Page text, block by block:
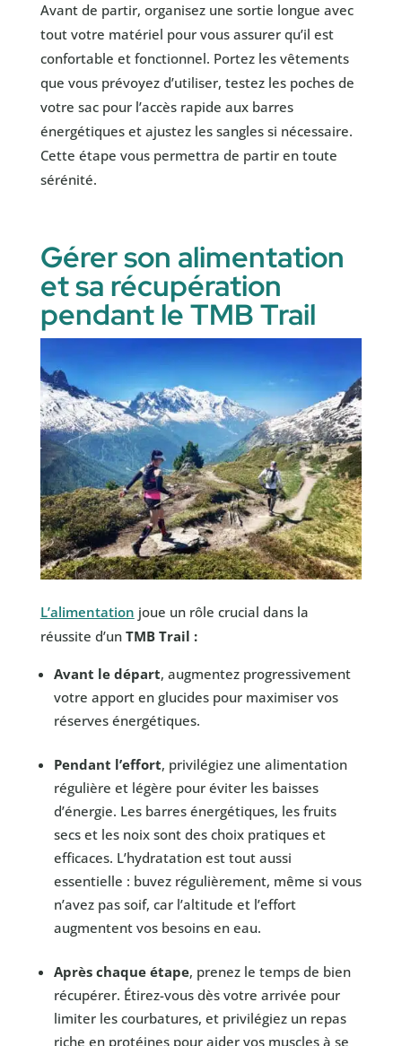
Avant de partir, organisez une sortie longue avec
tout votre matériel pour vous assurer qu’il est
confortable et fonctionnel. Portez les vêtements
que vous prévoyez d’utiliser, testez les poches de
votre sac pour l’accès rapide aux barres
énergétiques et ajustez les sangles si nécessaire.
Cette étape vous permettra de partir en toute
sérénité.
Gérer son alimentation
et sa récupération
pendant le TMB Trail
L’alimentation joue un rôle crucial dans la
réussite d’un TMB Trail :
Avant le départ, augmentez progressivement
votre apport en glucides pour maximiser vos
réserves énergétiques.
Pendant l’effort, privilégiez une alimentation
régulière et légère pour éviter les baisses
d’énergie. Les barres énergétiques, les fruits
secs et les noix sont des choix pratiques et
efficaces. L’hydratation est tout aussi
essentielle : buvez régulièrement, même si vous
n’avez pas soif, car l’altitude et l’effort
augmentent vos besoins en eau.
Après chaque étape, prenez le temps de bien
récupérer. Étirez-vous dès votre arrivée pour
limiter les courbatures, et privilégiez un repas
riche en protéines pour aider vos muscles à se